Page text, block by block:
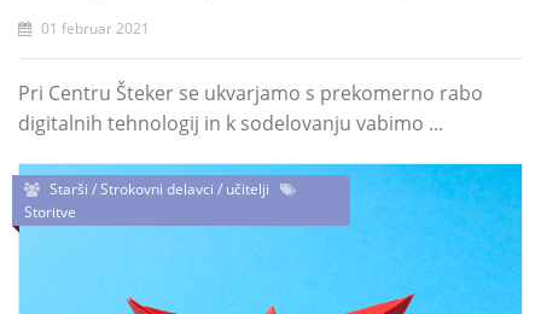
01 februar 2021
Pri Centru Šteker se ukvarjamo s prekomerno rabo
digitalnih tehnologij in k sodelovanju vabimo ...
Starši / Strokovni delavci / učitelji
Storitve